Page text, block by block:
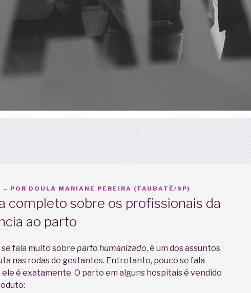
– POR DOULA MARIANE PEREIRA (TAUBATÉ/SP)
completo sobre os profissionais da
ao parto
se fala muito sobre parto humanizado, é um dos assuntos
nas rodas de gestantes. Entretanto, pouco se fala
ele é exatamente. O parto em alguns hospitais é vendido